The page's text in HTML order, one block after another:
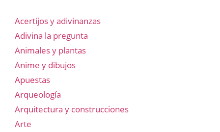
Acertijos y adivinanzas
Adivina la pregunta
Animales y plantas
Anime y dibujos
Apuestas
Arqueología
Arquitectura y construcciones
Arte